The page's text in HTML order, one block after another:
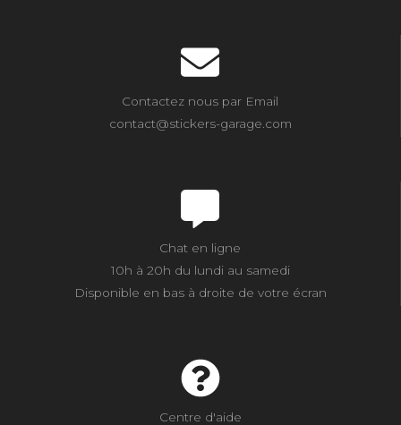
Contactez nous par Email
contact@stickers-garage.com
Chat en ligne
10h à 20h du lundi au samedi
Disponible en bas à droite de votre écran
Centre d'aide